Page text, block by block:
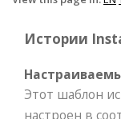
Истории
Этот шаблон
настроен в